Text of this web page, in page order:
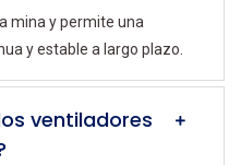
mina y permite una
y estable a largo plazo.
ventiladores